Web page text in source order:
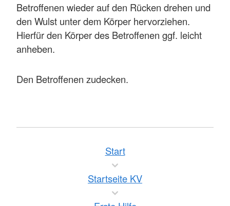
Betroffenen wieder auf den Rücken drehen und
den Wulst unter dem Körper hervorziehen.
Hierfür den Körper des Betroffenen ggf. leicht
anheben.
Den Betroffenen zudecken.
Start
Startseite KV